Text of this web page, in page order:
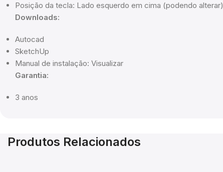
Posição da tecla: Lado esquerdo em cima (podendo alterar)
Downloads:
Autocad
SketchUp
Manual de instalação: Visualizar
Garantia:
3 anos
Produtos Relacionados